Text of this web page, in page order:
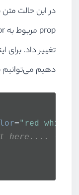
در این حالت
تغییر داد. برای
دهیم
="red
here.... -->